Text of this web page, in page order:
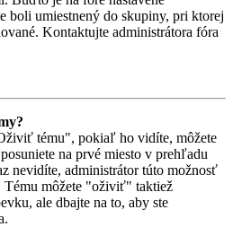
boli umiestnený do skupiny, pri ktorej
Kontaktujte administrátora fóra
tému", pokiaľ ho vidíte, môžete
na prvé miesto v prehľadu
nevidíte, administrátor túto možnosť
Tému môžete "oživiť" taktiež
ale dbajte na to, aby ste